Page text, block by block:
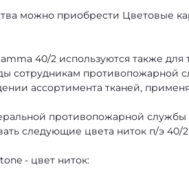
можно приобрести Цветовые
40/2 используются также для
сотрудникам противопожарной
ассортимента тканей,
противопожарной
следующие цвета ниток п/э 40/
- цвет ниток: